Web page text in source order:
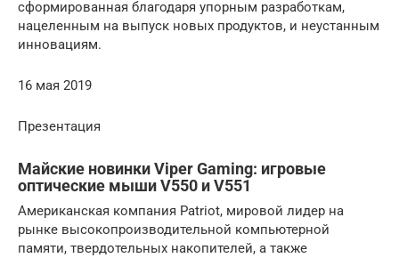
сформированная благодаря упорным разработкам,
нацеленным на выпуск новых продуктов, и неустанным
инновациям.
16 мая 2019
Презентация
Майские новинки Viper Gaming: игровые
оптические мыши V550 и V551
Американская компания Patriot, мировой лидер на
рынке высокопроизводительной компьютерной
памяти, твердотельных накопителей, а также